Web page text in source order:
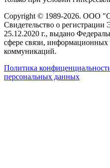
Copyright © 1989-2026. ООО
Свидетельство о
25.12.2020 г., выдано
сфере связи,
коммуникаций.
Политика
персональных данных